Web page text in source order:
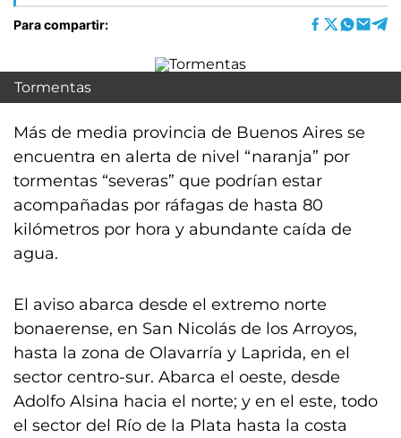
Para compartir:
Tormentas
Más de media provincia de Buenos Aires se
encuentra en alerta de nivel “naranja” por
tormentas “severas” que podrían estar
acompañadas por ráfagas de hasta 80
kilómetros por hora y abundante caída de
agua.
El aviso abarca desde el extremo norte
bonaerense, en San Nicolás de los Arroyos,
hasta la zona de Olavarría y Laprida, en el
sector centro-sur. Abarca el oeste, desde
Adolfo Alsina hacia el norte; y en el este, todo
el sector del Río de la Plata hasta la costa